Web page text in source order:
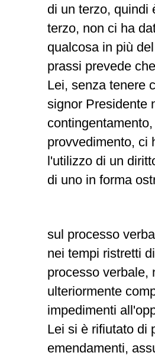
di un terzo, quindi
terzo, non ci ha
qualcosa in più
prassi prevede
Lei, senza tenere
signor Presidente
provvedimento, ci
l'utilizzo di un
di uno in forma
sul processo
nei tempi ristretti
processo verbale,
ulteriormente
impedimenti
Lei si è rifiutato di
emendamenti,